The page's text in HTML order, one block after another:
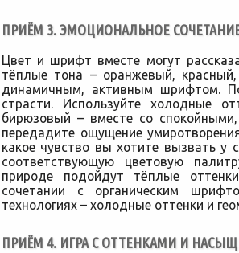
ПРИЁМ 3. ЭМОЦИОНАЛЬНОЕ
Цвет и шрифт вместе могут
тёплые тона – оранжевый,
динамичным, активным шрифтом.
страсти. Используйте холодные
бирюзовый – вместе со
передадите ощущение
какое чувство вы хотите вызвать у
соответствующую цветовую
природе подойдут тёплые
сочетании с органическим
технологиях – холодные оттенки и
ПРИЁМ 4. ИГРА С ОТТЕНКАМИ И